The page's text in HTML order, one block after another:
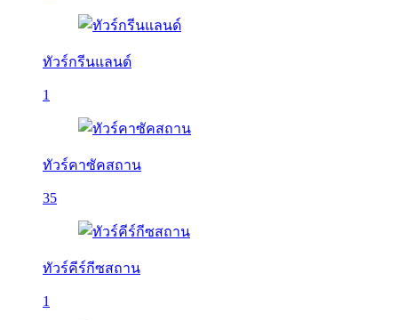
ทัวร์กรีนแลนด์
1
ทัวร์คาซัคสถาน
35
ทัวร์คีร์กีซสถาน
1